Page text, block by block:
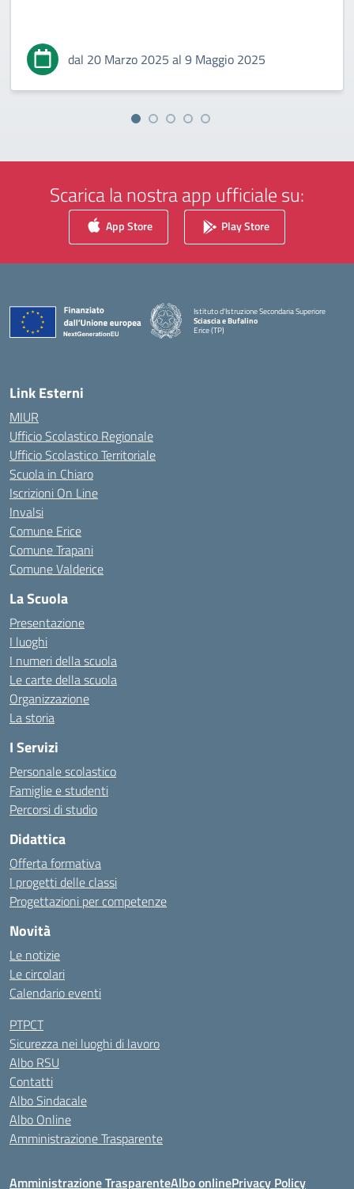
dal 20 Marzo 2025 al 9 Maggio 2025
Scarica la nostra app ufficiale su:
App Store Play Store
Istituto d'Istruzione Secondaria Superiore
Sciascia e Bufalino
Erice (TP)
Link Esterni
MIUR
Ufficio Scolastico Regionale
Ufficio Scolastico Territoriale
Scuola in Chiaro
Iscrizioni On Line
Invalsi
Comune Erice
Comune Trapani
Comune Valderice
La Scuola
Presentazione
I luoghi
I numeri della scuola
Le carte della scuola
Organizzazione
La storia
I Servizi
Personale scolastico
Famiglie e studenti
Percorsi di studio
Didattica
Offerta formativa
I progetti delle classi
Progettazioni per competenze
Novità
Le notizie
Le circolari
Calendario eventi
PTPCT
Sicurezza nei luoghi di lavoro
Albo RSU
Contatti
Albo Sindacale
Albo Online
Amministrazione Trasparente
Amministrazione TrasparenteAlbo onlinePrivacy Policy